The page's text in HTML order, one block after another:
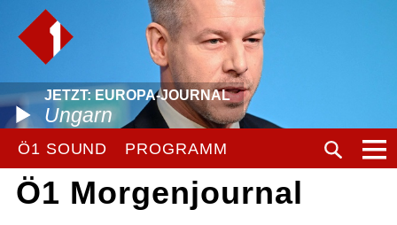
JETZT: EUROPA-JOURNAL
Ungarn
Ö1 SOUND PROGRAMM
Ö1 Morgenjournal